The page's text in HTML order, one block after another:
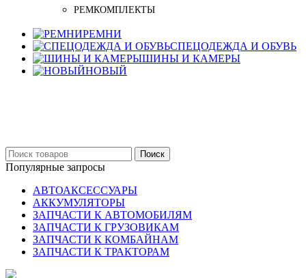
РЕМКОМПЛЕКТЫ
РЕМНИ
СПЕЦОДЕЖДА И ОБУВЬ
ШИНЫ И КАМЕРЫ
НОВЫЙ
Поиск
Популярные запросы
АВТОАКСЕССУАРЫ
АККУМУЛЯТОРЫ
ЗАПЧАСТИ К АВТОМОБИЛЯМ
ЗАПЧАСТИ К ГРУЗОВИКАМ
ЗАПЧАСТИ К КОМБАЙНАМ
ЗАПЧАСТИ К ТРАКТОРАМ